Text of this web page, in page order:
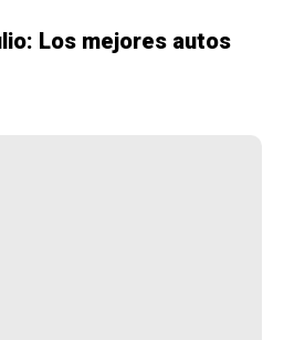
Los mejores autos